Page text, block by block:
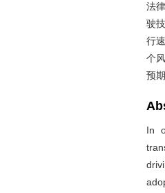
法
驶
行
个
预
In